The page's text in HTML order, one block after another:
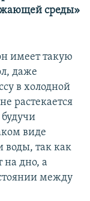
среды»
имеет такую
даже
в холодной
растекается
виде
воды, так как
на дно, а
между